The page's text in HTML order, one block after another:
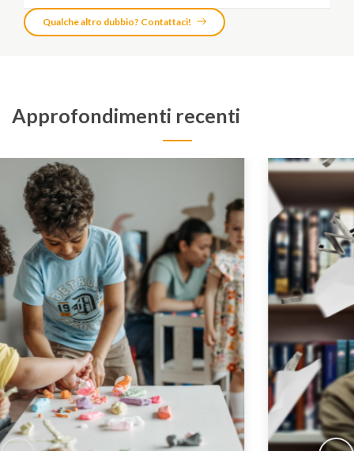
Qualche altro dubbio? Contattaci!
Approfondimenti recenti